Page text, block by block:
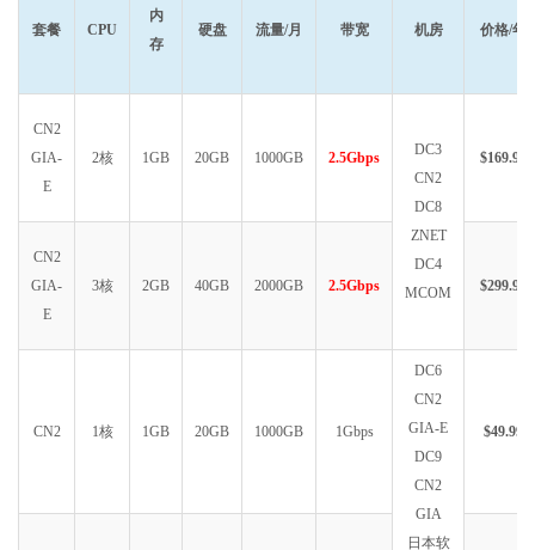
套餐 CPU
内
存
硬盘 流量/月 带宽 机房 价格/年
CN2
GIA-
E
2核 1GB 20GB 1000GB 2.5Gbps
DC3
CN2
DC8
ZNET
DC4
MCOM
$169.99
CN2
GIA-
E
3核 2GB 40GB 2000GB 2.5Gbps $299.99
CN2 1核 1GB 20GB 1000GB 1Gbps
DC6
CN2
GIA-E
DC9
CN2
GIA
日本软
$49.99